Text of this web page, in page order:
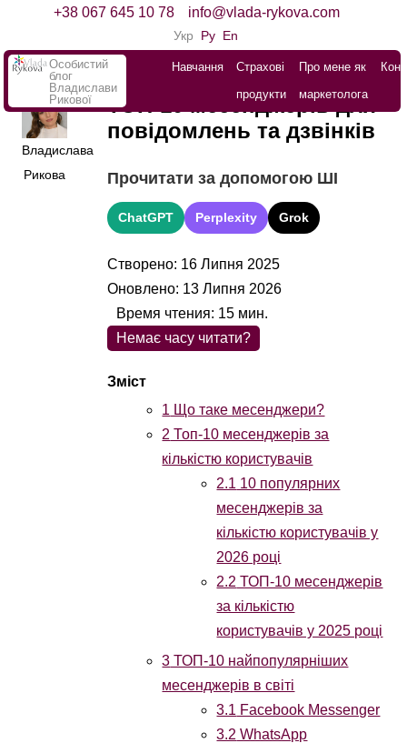
+38 067 645 10 78 info@vlada-rykova.com
Укр Ру En
Особистий
блог
Владислави
Рикової
Навчання
Страхові
продукти
Про мене як
маркетолога
Владислава
Рикова
ТОП-10 месенджерів для
повідомлень та дзвінків
Прочитати за допомогою ШІ
ChatGPT Perplexity Grok
Створено: 16 Липня 2025
Оновлено: 13 Липня 2026
Немає часу читати?
1 Що таке месенджери?
2 Топ-10 месенджерів за
кількістю користувачів
2.1 10 популярних
месенджерів за
кількістю користувачів у
2026 році
2.2 ТОП-10 месенджерів
за кількістю
користувачів у 2025 році
3 ТОП-10 найпопулярніших
месенджерів в світі
3.1 Facebook Messenger
3.2 WhatsApp
Время чтения: 15 мин.